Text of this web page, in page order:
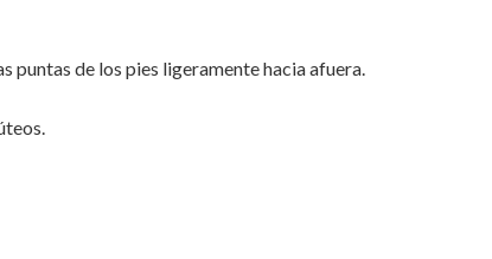
puntas de los pies ligeramente hacia afuera.